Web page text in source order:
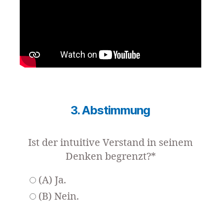
3. Abstimmung
Ist der intuitive Verstand in seinem
Denken begrenzt?*
(A) Ja.
(B) Nein.